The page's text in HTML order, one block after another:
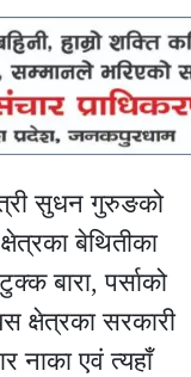
सुधन गुरुङको
बेथितीका
बारा, पर्साको
क्षेत्रका सरकारी
नाका एवं त्यहाँ